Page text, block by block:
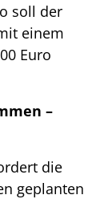
soll der
einem
Euro
–
die
geplanten